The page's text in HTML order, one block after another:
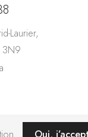
Laurier,
3N9